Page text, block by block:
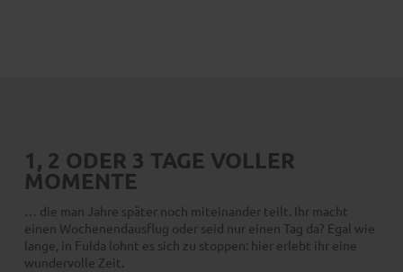
1, 2 ODER 3 TAGE VOLLER
MOMENTE
… die man Jahre später noch miteinander teilt. Ihr macht
einen Wochenendausflug oder seid nur einen Tag da? Egal wie
lange, in Fulda lohnt es sich zu stoppen: hier erlebt ihr eine
wundervolle Zeit.